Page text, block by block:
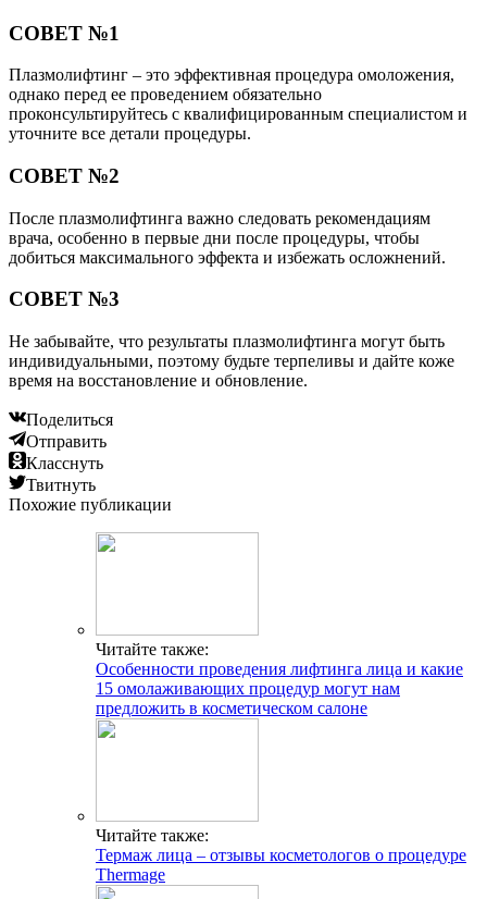
СОВЕТ №1
Плазмолифтинг – это эффективная процедура омоложения,
однако перед ее проведением обязательно
проконсультируйтесь с квалифицированным специалистом и
уточните все детали процедуры.
СОВЕТ №2
После плазмолифтинга важно следовать рекомендациям
врача, особенно в первые дни после процедуры, чтобы
добиться максимального эффекта и избежать осложнений.
СОВЕТ №3
Не забывайте, что результаты плазмолифтинга могут быть
индивидуальными, поэтому будьте терпеливы и дайте коже
время на восстановление и обновление.
Поделиться
Отправить
Класснуть
Твитнуть
Похожие публикации
Читайте также:
Особенности проведения лифтинга лица и какие
15 омолаживающих процедур могут нам
предложить в косметическом салоне
Читайте также:
Термаж лица – отзывы косметологов о процедуре
Thermage